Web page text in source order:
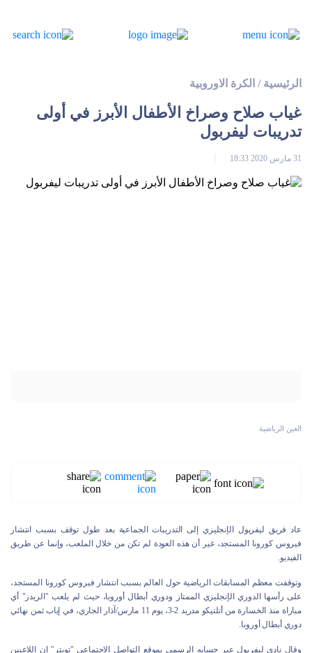
الرئيسية / الكرة الاوروبية
غياب صلاح وصراخ الأطفال الأبرز في أولى
تدريبات ليفربول
31 مارس 2020 18:33
العين الرياضية
عاد فريق ليفربول الإنجليزي إلى التدريبات الجماعية بعد طول توقف بسبب انتشار
فيروس كورونا المستجد، غير أن هذه العودة لم تكن من خلال الملعب، وإنما عن طريق
الفيديو.
وتوقفت معظم المسابقات الرياضية حول العالم بسبب انتشار فيروس كورونا المستجد،
على رأسها الدوري الإنجليزي الممتاز ودوري أبطال أوروبا، حيث لم يلعب "الريدز" أي
مباراة منذ الخسارة من أتلتيكو مدريد 2-3، يوم 11 مارس/آذار الجاري، في إياب ثمن نهائي
دوري أبطال أوروبا.
وقال نادي ليفربول عبر حسابه الرسمي بموقع التواصل الاجتماعي "تويتر" إن اللاعبين